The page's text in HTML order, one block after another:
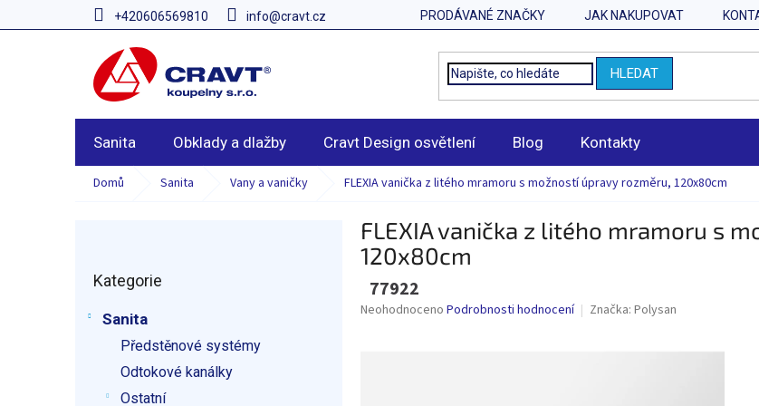
na
+420606569810 info@cravt.cz PRODÁVANÉ ZNAČKY JAK NAKUPOVAT
HLEDAT
Sanita Obklady a dlažby Cravt Design osvětlení Blog Kontakty
Domů Sanita Vany a vaničky FLEXIA vanička z litého mramoru s možností úpravy rozměru, 120x80cm
kategorie
Kategorie
Sanita
Předstěnové systémy
Odtokové kanálky
Ostatní
FLEXIA vanička z litého mramoru s
120x80cm
77922
Průměrné
Neohodnoceno Podrobnosti hodnocení Značka: Polysan